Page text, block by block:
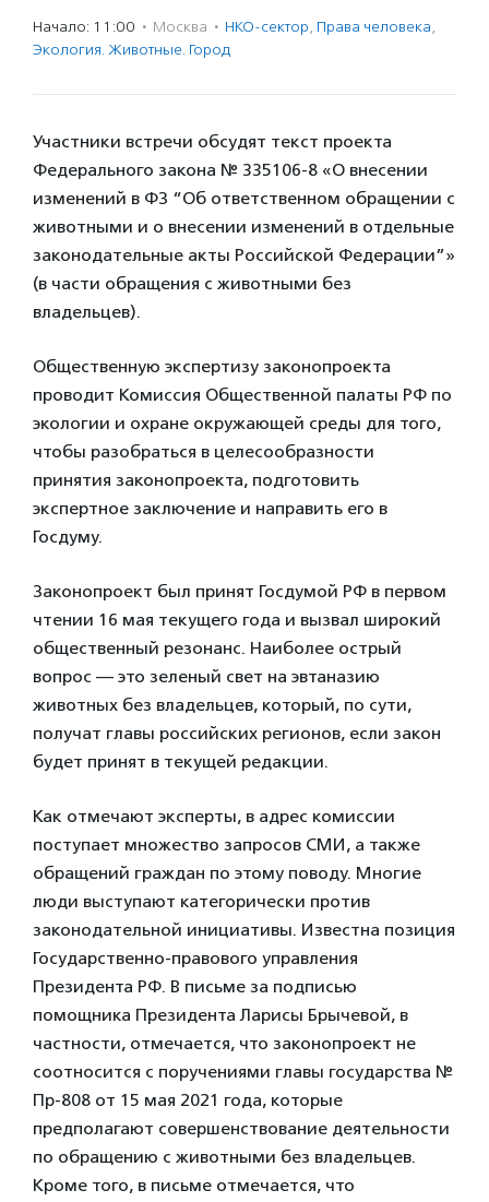
Начало: 11:00 · Москва · НКО-сектор, Права человека,
Экология. Животные. Город
Участники встречи обсудят текст проекта
Федерального закона № 335106-8 «О внесении
изменений в ФЗ “Об ответственном обращении с
животными и о внесении изменений в отдельные
законодательные акты Российской Федерации”»
(в части обращения с животными без
владельцев).
Общественную экспертизу законопроекта
проводит Комиссия Общественной палаты РФ по
экологии и охране окружающей среды для того,
чтобы разобраться в целесообразности
принятия законопроекта, подготовить
экспертное заключение и направить его в
Госдуму.
Законопроект был принят Госдумой РФ в первом
чтении 16 мая текущего года и вызвал широкий
общественный резонанс. Наиболее острый
вопрос — это зеленый свет на эвтаназию
животных без владельцев, который, по сути,
получат главы российских регионов, если закон
будет принят в текущей редакции.
Как отмечают эксперты, в адрес комиссии
поступает множество запросов СМИ, а также
обращений граждан по этому поводу. Многие
люди выступают категорически против
законодательной инициативы. Известна позиция
Государственно-правового управления
Президента РФ. В письме за подписью
помощника Президента Ларисы Брычевой, в
частности, отмечается, что законопроект не
соотносится с поручениями главы государства №
Пр-808 от 15 мая 2021 года, которые
предполагают совершенствование деятельности
по обращению с животными без владельцев.
Кроме того, в письме отмечается, что